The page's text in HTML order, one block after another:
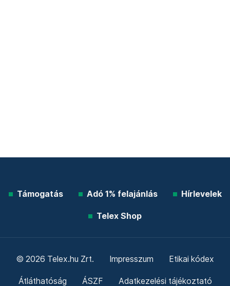
Támogatás Adó 1% felajánlás Hírlevelek
Telex Shop
© 2026 Telex.hu Zrt. Impresszum Etikai kódex
Átláthatóság ÁSZF Adatkezelési tájékoztató